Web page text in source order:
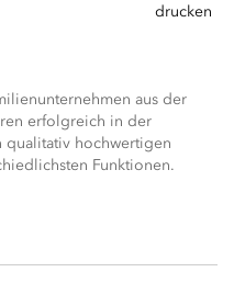
drucken
aus der
erfolgreich in der
qualitativ hochwertigen
Funktionen.